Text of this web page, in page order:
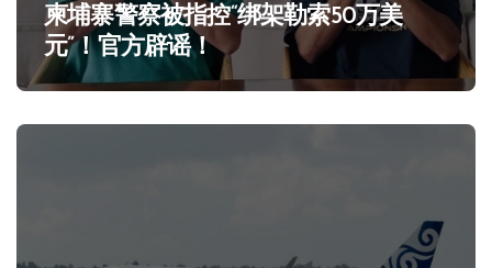
柬埔寨警察被指控“绑架勒索50万美
元”！官方辟谣！